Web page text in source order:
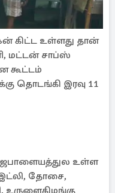
கிட்ட உள்ளது தான்
மட்டன் சாப்ஸ்
கூட்டம்
தொடங்கி இரவு 11
உள்ள
தோசை,